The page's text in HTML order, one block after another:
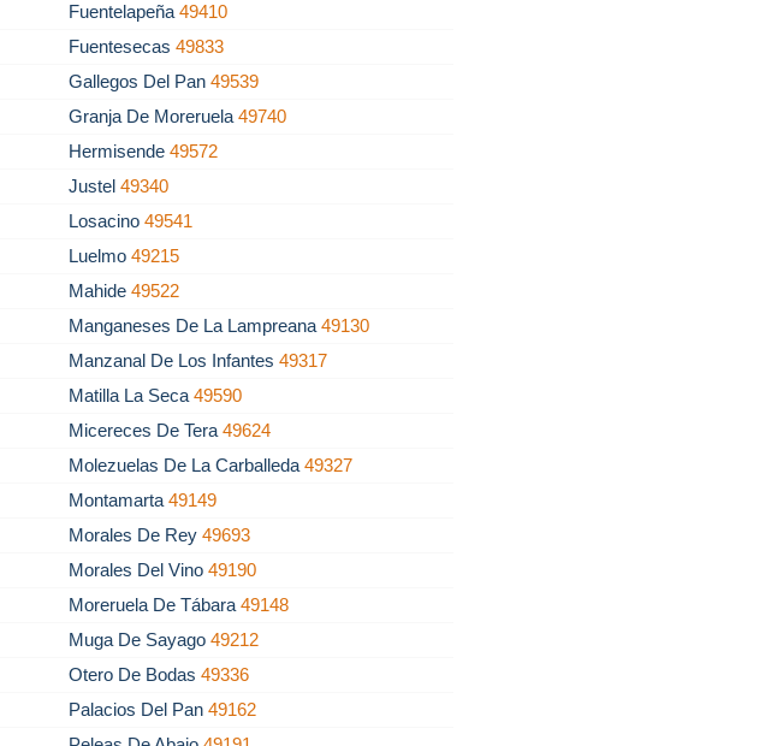
Fuentelapeña49410
Fuentesecas49833
Gallegos Del Pan49539
Granja De Moreruela49740
Hermisende49572
Justel49340
Losacino49541
Luelmo49215
Mahide49522
Manganeses De La Lampreana49130
Manzanal De Los Infantes49317
Matilla La Seca49590
Micereces De Tera49624
Molezuelas De La Carballeda49327
Montamarta49149
Morales De Rey49693
Morales Del Vino49190
Moreruela De Tábara49148
Muga De Sayago49212
Otero De Bodas49336
Palacios Del Pan49162